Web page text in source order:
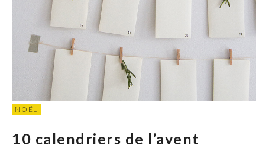
NOËL
10 calendriers de l’avent